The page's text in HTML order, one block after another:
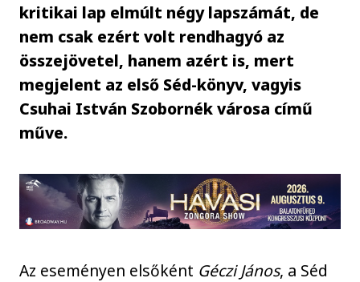
kritikai lap elmúlt négy lapszámát, de
nem csak ezért volt rendhagyó az
összejövetel, hanem azért is, mert
megjelent az első Séd-könyv, vagyis
Csuhai István Szobornék városa című
műve.
Az eseményen elsőként Géczi János, a Séd